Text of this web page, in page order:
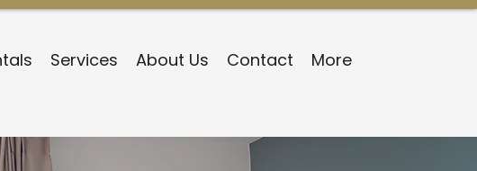
Services About Us Contact More